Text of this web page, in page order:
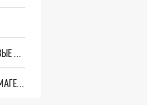
"ОЧЕНЬ ПЛОХИЕ НОВОСТИ": БОЛЬШАЯ ОШИБКА PALANTIR В РОССИИ. СТРАНЫ НАТО ВПЕРВЫЕ ЗА СВО ОСТАНОВИЛИ ПОСТАВКИ ОРУЖИЯ. ВСУ ТЕРЯЮТ ПРИГРАНИЧЬЕ?
ТРИ ГЛАВНЫХ ИНСАЙДА ОБ СВО. ОТМЕНА МОБИЛИЗАЦИИ И ВОЗВРАЩЕНИЕ "ГЕНЕРАЛА АРМАГЕДДОНА"? ОТЛИЧНЫЕ НОВОСТИ, КОТОРЫЕ ЖДАЛИ ВСЕ